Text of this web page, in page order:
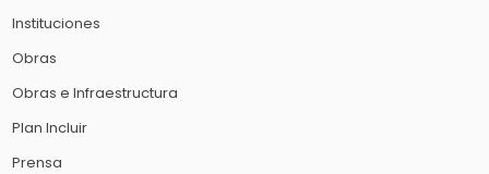
Instituciones
Obras
Obras e Infraestructura
Plan Incluir
Prensa